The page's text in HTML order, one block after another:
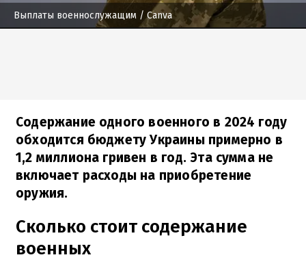
Выплаты военнослужащим / Canva
Содержание одного военного в 2024 году
обходится бюджету Украины примерно в
1,2 миллиона гривен в год. Эта сумма не
включает расходы на приобретение
оружия.
Сколько стоит содержание
военных